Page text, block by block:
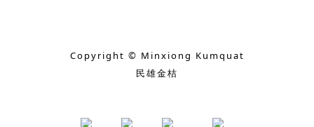
Copyright © Minxiong Kumquat
民雄金桔